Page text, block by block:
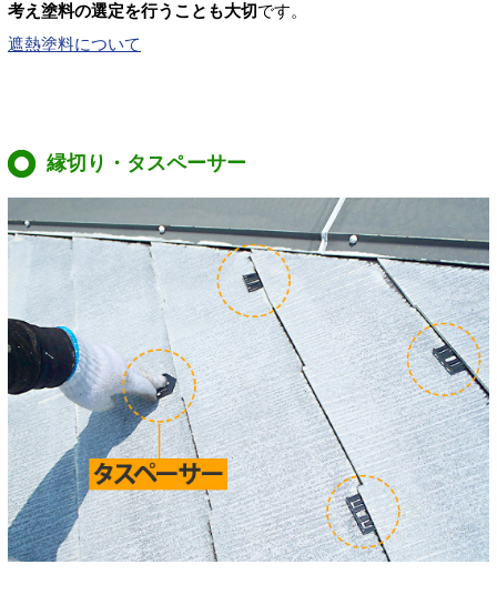
考え塗料の選定を行うことも大切です。
遮熱塗料について
縁切り・タスペーサー